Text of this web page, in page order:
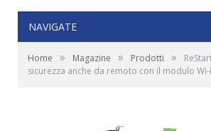
NAVIGATE
Home » Magazine » Prodotti »
sicurezza anche da remoto con il modulo